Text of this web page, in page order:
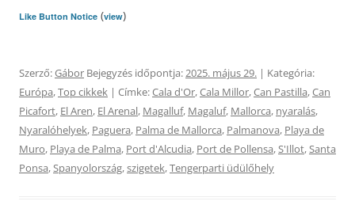
Like Button Notice (view)
Szerző:Gábor Bejegyzés időpontja:2025. május 29. | Kategória:
Európa,Top cikkek | Címke:Cala d'Or,Cala Millor,Can Pastilla,Can
Picafort, El Aren, El Arenal, Magalluf, Magaluf, Mallorca, nyaralás,
Nyaralóhelyek, Paguera, Palma de Mallorca, Palmanova, Playa de
Muro, Playa de Palma, Port d'Alcudia, Port de Pollensa,S'Illot,Santa
Ponsa,Spanyolország,szigetek,Tengerparti üdülőhely